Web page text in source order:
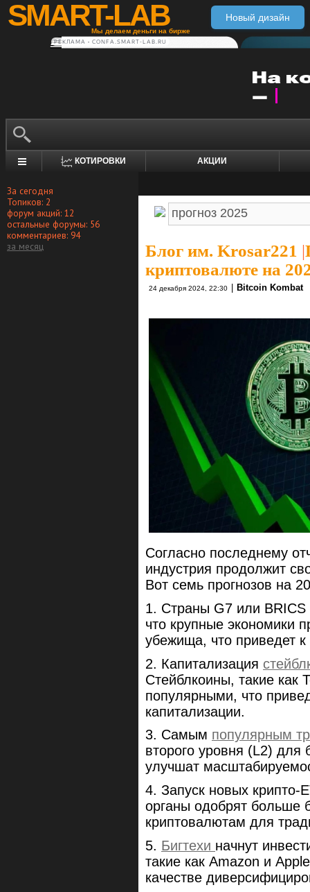
SMART-LAB
Мы делаем деньги на бирже
Новый дизайн
РЕКЛАМА • CONFA.SMART-LAB.RU
КОТИРОВКИ АКЦИИ
За сегодня
Топиков: 2
форум акций: 12
остальные форумы: 56
комментариев: 94
за месяц
Блог им. Krosar221 |
криптовалюте на
24 декабря 2024, 22:30 Bitcoin Kombat
Согласно последнему
индустрия продолжит
Вот семь прогнозов на
1. Страны G7 или BRICS
что крупные экономики
убежища, что приведет
2. Капитализация
Стейблкоины, такие как
популярными, что
капитализации.
3. Самым популярным
второго уровня (L2) для
улучшат
4. Запуск новых крипто-
органы одобрят больше
криптовалютам для
5. Бигтехи начнут
такие как Amazon и
качестве